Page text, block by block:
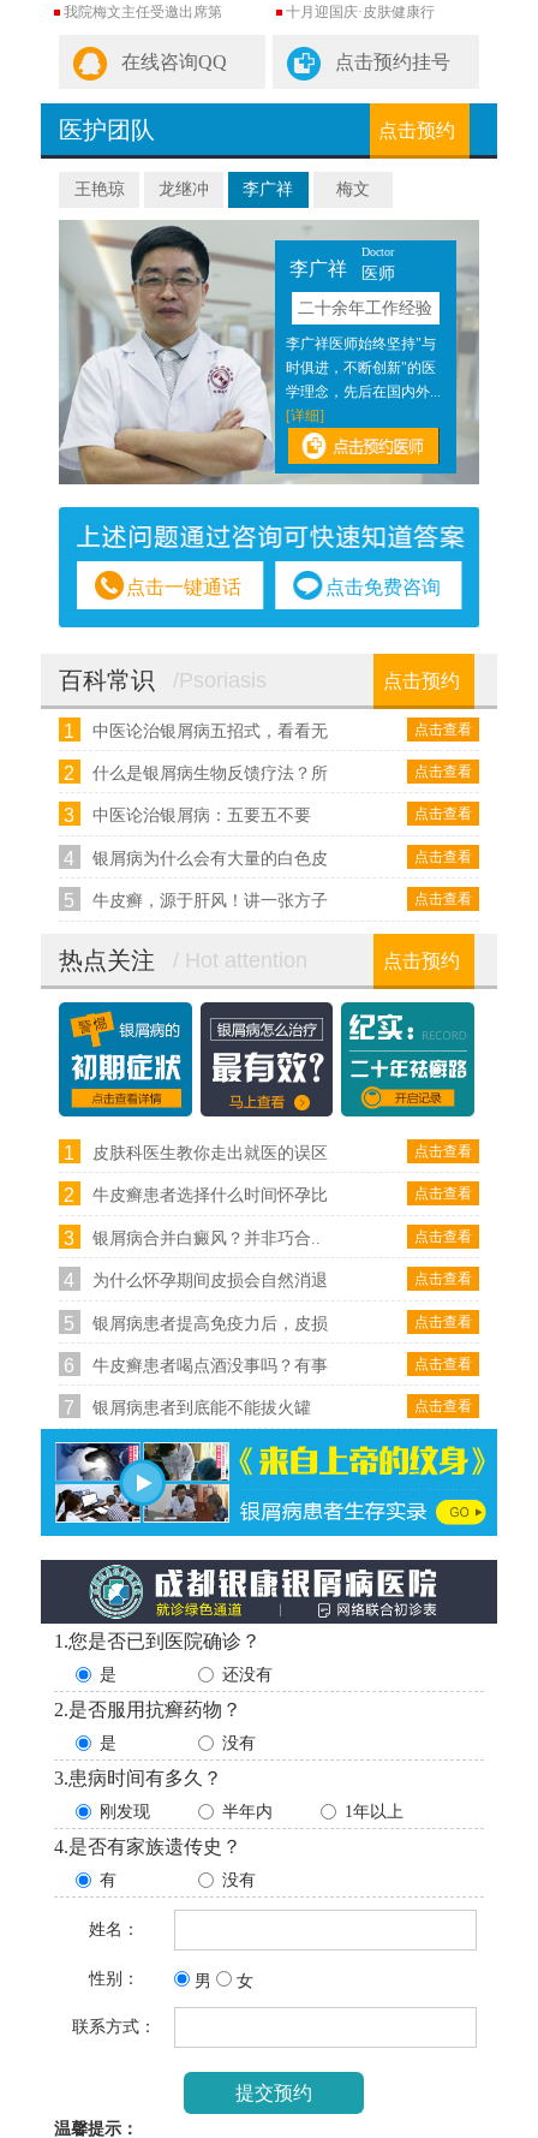
我院梅文主任受邀出席第
十月迎国庆·皮肤健康行
在线咨询QQ 点击预约挂号
医护团队 点击预约
王艳琼 龙继冲 李广祥 梅文
李广祥
Doctor
医师
二十余年工作经验
李广祥医师始终坚持"与
时俱进，不断创新"的医
学理念，先后在国内外...
[详细]
点击一键通话 点击免费咨询
百科常识 /Psoriasis 点击预约
1 点击查看
中医论治银屑病五招式，看看无
2 点击查看
什么是银屑病生物反馈疗法？所
3 点击查看
中医论治银屑病：五要五不要
4 点击查看
银屑病为什么会有大量的白色皮
5 点击查看
牛皮癣，源于肝风！讲一张方子
热点关注 / Hot attention 点击预约
1 点击查看
皮肤科医生教你走出就医的误区
2 点击查看
牛皮癣患者选择什么时间怀孕比
3 点击查看
银屑病合并白癜风？并非巧合..
4 点击查看
为什么怀孕期间皮损会自然消退
5 点击查看
银屑病患者提高免疫力后，皮损
6 点击查看
牛皮癣患者喝点酒没事吗？有事
7 点击查看
银屑病患者到底能不能拔火罐
1.您是否已到医院确诊？
是 还没有
2.是否服用抗癣药物？
是 没有
3.患病时间有多久？
刚发现 半年内 1年以上
4.是否有家族遗传史？
有 没有
姓名：
性别： 男 女
联系方式：
温馨提示：